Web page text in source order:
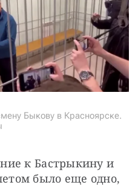
Быкову в Красноярске.
к Бастрыкину и
было еще одно,